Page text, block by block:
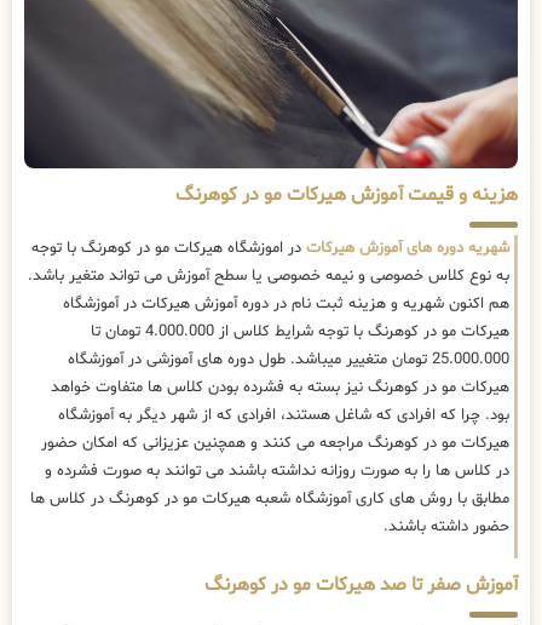
هزینه و قیمت آموزش هیرکات مو در کوهرنگ
شهریه دوره های آموزش هیرکات در اموزشگاه هیرکات مو در کوهرنگ با توجه
به نوع کلاس خصوصی و نیمه خصوصی یا سطح آموزش می تواند متغیر باشد.
هم اکنون شهریه و هزینه ثبت نام در دوره آموزش هیرکات در آموزشگاه
هیرکات مو در کوهرنگ با توجه شرایط کلاس از 4.000.000 تومان تا
25.000.000 تومان متغییر میباشد. طول دوره های آموزشی در آموزشگاه
هیرکات مو در کوهرنگ نیز بسته به فشرده بودن کلاس ها متفاوت خواهد
بود. چرا که افرادی که شاغل هستند، افرادی که از شهر دیگر به آموزشگاه
هیرکات مو در کوهرنگ مراجعه می کنند و همچنین عزیزانی که امکان حضور
در کلاس ها را به صورت روزانه نداشته باشند می توانند به صورت فشرده و
مطابق با روش های کاری آموزشگاه شعبه هیرکات مو در کوهرنگ در کلاس ها
حضور داشته باشند.
آموزش صفر تا صد هیرکات مو در کوهرنگ